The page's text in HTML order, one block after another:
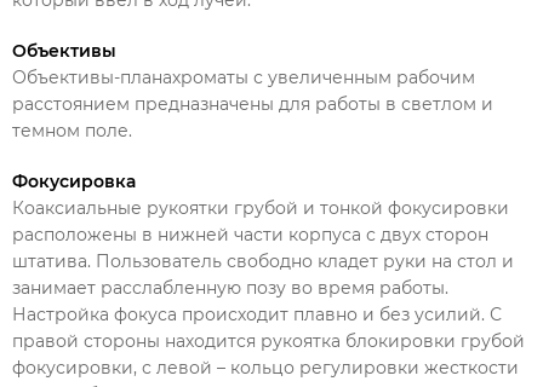
Объективы
Объективы-планахроматы с увеличенным рабочим
расстоянием предназначены для работы в светлом и
темном поле.
Фокусировка
Коаксиальные рукоятки грубой и тонкой фокусировки
расположены в нижней части корпуса с двух сторон
штатива. Пользователь свободно кладет руки на стол и
занимает расслабленную позу во время работы.
Настройка фокуса происходит плавно и без усилий. С
правой стороны находится рукоятка блокировки грубой
фокусировки, с левой – кольцо регулировки жесткости